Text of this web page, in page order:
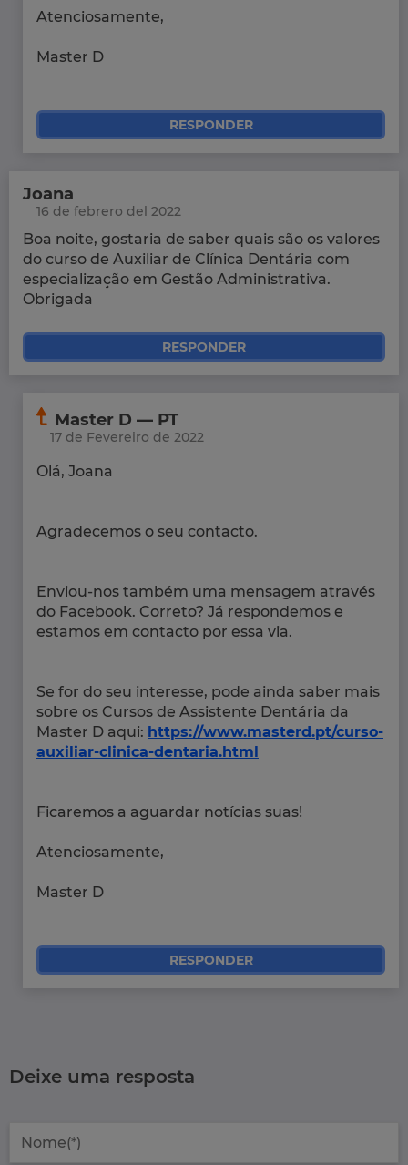
Atenciosamente,
Master D
RESPONDER
Joana
16 de febrero del 2022
Boa noite, gostaria de saber quais são os valores
do curso de Auxiliar de Clínica Dentária com
especialização em Gestão Administrativa.
Obrigada
RESPONDER
Master D — PT
17 de Fevereiro de 2022
Olá, Joana
Agradecemos o seu contacto.
Enviou-nos também uma mensagem através
do Facebook. Correto? Já respondemos e
estamos em contacto por essa via.
Se for do seu interesse, pode ainda saber mais
sobre os Cursos de Assistente Dentária da
Master D aqui: https://www.masterd.pt/curso-
auxiliar-clinica-dentaria.html
Ficaremos a aguardar notícias suas!
Atenciosamente,
Master D
RESPONDER
Deixe uma resposta